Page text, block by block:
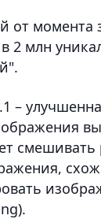
от момента
2 млн
–